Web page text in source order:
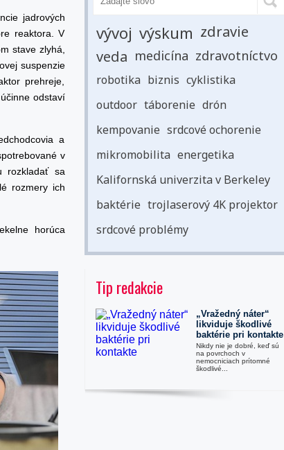
jadrových
reaktora. V
stave zlyhá,
suspenzie
prehreje,
odstaví
a
v
rozkladať sa
rozmery ich
horúca
vývoj výskum zdravie
veda medicína zdravotníctvo
robotika biznis cyklistika
outdoor táborenie drón
kempovanie srdcové ochorenie
mikromobilita energetika
Kalifornská univerzita v Berkeley
baktérie trojlaserový 4K projektor
srdcové problémy
Tip redakcie
„Vražedný náter“
likviduje škodlivé
baktérie pri kontakte
Nikdy nie je dobré, keď sú
na povrchoch v
nemocniciach prítomné
škodlivé...